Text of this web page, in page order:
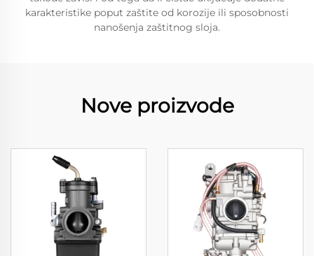
karakteristike poput zaštite od korozije ili sposobnosti
nanošenja zaštitnog sloja.
Nove proizvode